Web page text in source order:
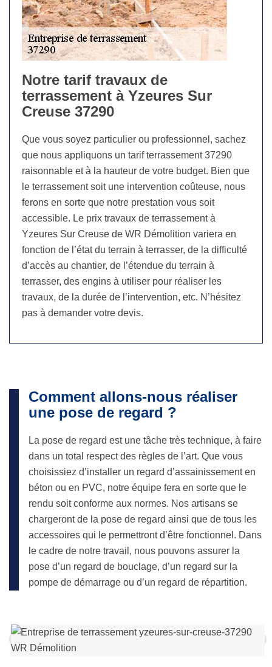
Notre tarif travaux de
terrassement à Yzeures Sur
Creuse 37290
Que vous soyez particulier ou professionnel, sachez
que nous appliquons un tarif terrassement 37290
raisonnable et à la hauteur de votre budget. Bien que
le terrassement soit une intervention coûteuse, nous
ferons en sorte que notre prestation vous soit
accessible. Le prix travaux de terrassement à
Yzeures Sur Creuse de WR Démolition variera en
fonction de l’état du terrain à terrasser, de la difficulté
d’accès au chantier, de l’étendue du terrain à
terrasser, des engins à utiliser pour réaliser les
travaux, de la durée de l’intervention, etc. N’hésitez
pas à demander votre devis.
Comment allons-nous réaliser
une pose de regard ?
La pose de regard est une tâche très technique, à faire
dans un total respect des règles de l’art. Que vous
choisissiez d’installer un regard d’assainissement en
béton ou en PVC, notre équipe fera en sorte que le
rendu soit conforme aux normes. Nos artisans se
chargeront de la pose de regard ainsi que de tous les
accessoires qui le permettront d’être fonctionnel. Dans
le cadre de notre travail, nous pouvons assurer la
pose d’un regard de bouclage, d’un regard sur la
pompe de démarrage ou d’un regard de répartition.